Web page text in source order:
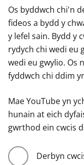
Os byddwch chi'n
fideos a bydd y
y lefel sain. Bydd y
rydych chi wedi eu
wedi eu gwylio. Os
fyddwch chi ddim
Mae YouTube yn
hunain at eich
gwrthod ein cwcis
Derbyn